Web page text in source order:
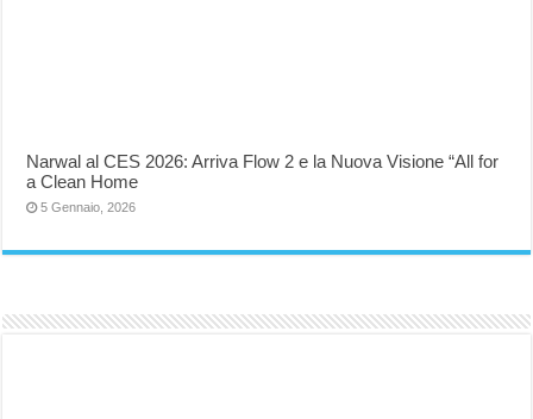
Narwal al CES 2026: Arriva Flow 2 e la Nuova Visione “All for
a Clean Home
5 Gennaio, 2026